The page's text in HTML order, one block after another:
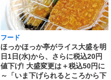
フード
ほっかほっか亭がライス大盛を明
日1日(水)から、さらに税込20円
値下げ! 大盛変更は＋税込50円に
～「いま下げられるところから下